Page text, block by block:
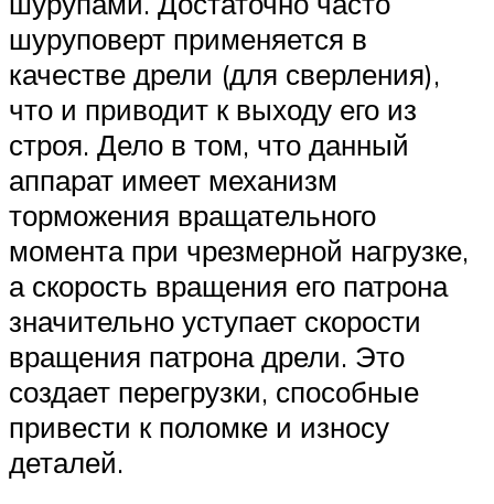
шуруповерт применяется в
качестве дрели (для сверления),
что и приводит к выходу его из
строя. Дело в том, что данный
аппарат имеет механизм
торможения вращательного
момента при чрезмерной нагрузке,
а скорость вращения его патрона
значительно уступает скорости
вращения патрона дрели. Это
создает перегрузки, способные
привести к поломке и износу
деталей.